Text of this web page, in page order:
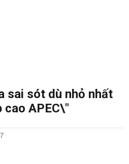
sai sót dù nhỏ nhất
cao APEC\"